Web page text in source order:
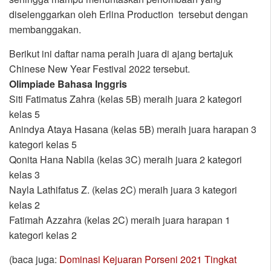
diselenggarkan oleh Erlina Production tersebut dengan
membanggakan.
Berikut ini daftar nama peraih juara di ajang bertajuk
Chinese New Year Festival 2022 tersebut.
Olimpiade Bahasa Inggris
Siti Fatimatus Zahra (kelas 5B) meraih juara 2 kategori
kelas 5
Anindya Ataya Hasana (kelas 5B) meraih juara harapan 3
kategori kelas 5
Qonita Hana Nabila (kelas 3C) meraih juara 2 kategori
kelas 3
Nayla Lathifatus Z. (kelas 2C) meraih juara 3 kategori
kelas 2
Fatimah Azzahra (kelas 2C) meraih juara harapan 1
kategori kelas 2
(baca juga: Dominasi Kejuaran Porseni 2021 Tingkat